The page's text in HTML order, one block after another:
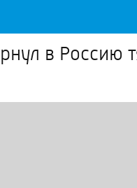
в Россию